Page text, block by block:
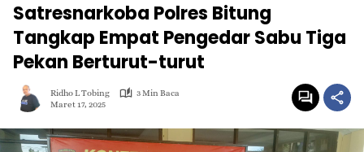
Satresnarkoba Polres Bitung
Tangkap Empat Pengedar Sabu Tiga
Pekan Berturut-turut
Ridho L Tobing
3 Min Baca
Maret 17, 2025